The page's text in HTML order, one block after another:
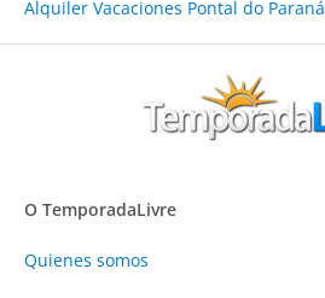
Alquiler Vacaciones Pontal do Paraná
O TemporadaLivre
Quienes somos